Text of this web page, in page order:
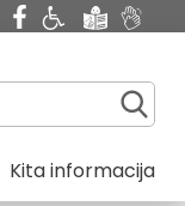
Kita informacija